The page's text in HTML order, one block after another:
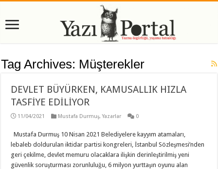
Tag Archives: Müşterekler
DEVLET BÜYÜRKEN, KAMUSALLIK HIZLA
TASFİYE EDİLİYOR
11/04/2021 Mustafa Durmuş,Yazarlar 0
Mustafa Durmuş 10 Nisan 2021 Belediyelere kayyım atamaları,
lebaleb doldurulan iktidar partisi kongreleri, İstanbul Sözleşmesi’nden
geri çekilme, devlet memuru olacaklara ilişkin derinleştirilmiş yeni
güvenlik soruşturması zorunluluğu, 6 milyon yurttaşın oyunu alan